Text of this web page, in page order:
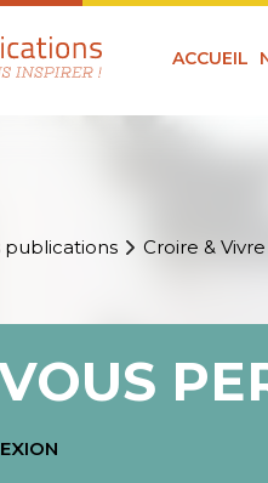
ACCUEIL
publications Croire & Vivre